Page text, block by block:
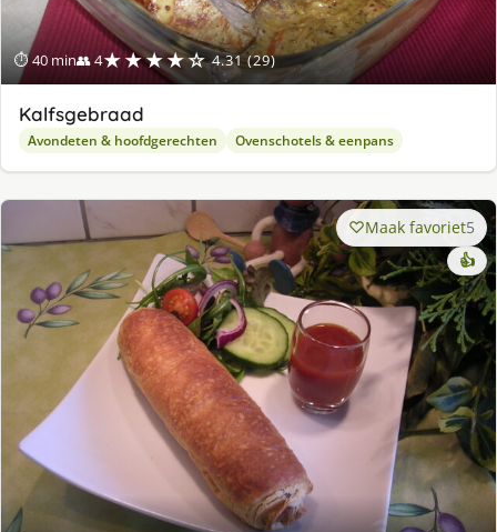
⏱ 40 min👥 4★★★★☆ 4.31 (29)
Kalfsgebraad
Avondeten & hoofdgerechten Ovenschotels & eenpans
Maak favoriet5
👍